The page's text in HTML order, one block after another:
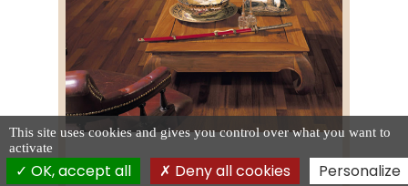
This site uses cookies and gives you control over what you want to
activate
OK, accept all Deny all cookies Personalize